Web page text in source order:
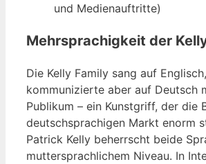
und Medienauftritte)
Mehrsprachigkeit der
Die Kelly Family sang auf Englisch,
kommunizierte aber auf Deutsch
Publikum – ein Kunstgriff, der die
deutschsprachigen Markt enorm
Patrick Kelly beherrscht beide
muttersprachlichem Niveau. In